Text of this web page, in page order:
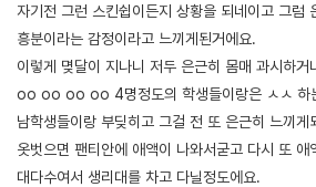
자기전 그런 스킨쉽이든지 상황을 되네이고 그럼
흥분이라는 감정이라고 느끼게된거에요.
이렇게 몆달이 지나니 저두 은근히 몸매 과시하
oo oo oo oo 4명정도의 학생들이랑은 ㅅㅅ 하
남학생들이랑 부딪히고 그걸 전 또 은근히 느끼게
옷벗으면 팬티안에 애액이 나와서굳고 다시 또 애
대다수여서 생리대를 차고 다닐정도에요.